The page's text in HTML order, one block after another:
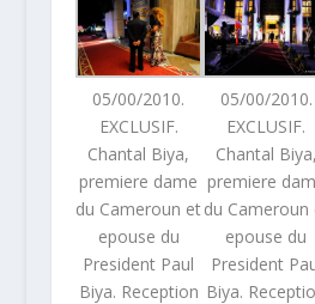
05/00/2010.
EXCLUSIF.
Chantal Biya,
premiere dame
du Cameroun et
epouse du
President Paul
Biya. Reception
05/00/2010.
EXCLUSIF.
Chantal Biya,
premiere
du Cameroun
epouse du
President
Biya.